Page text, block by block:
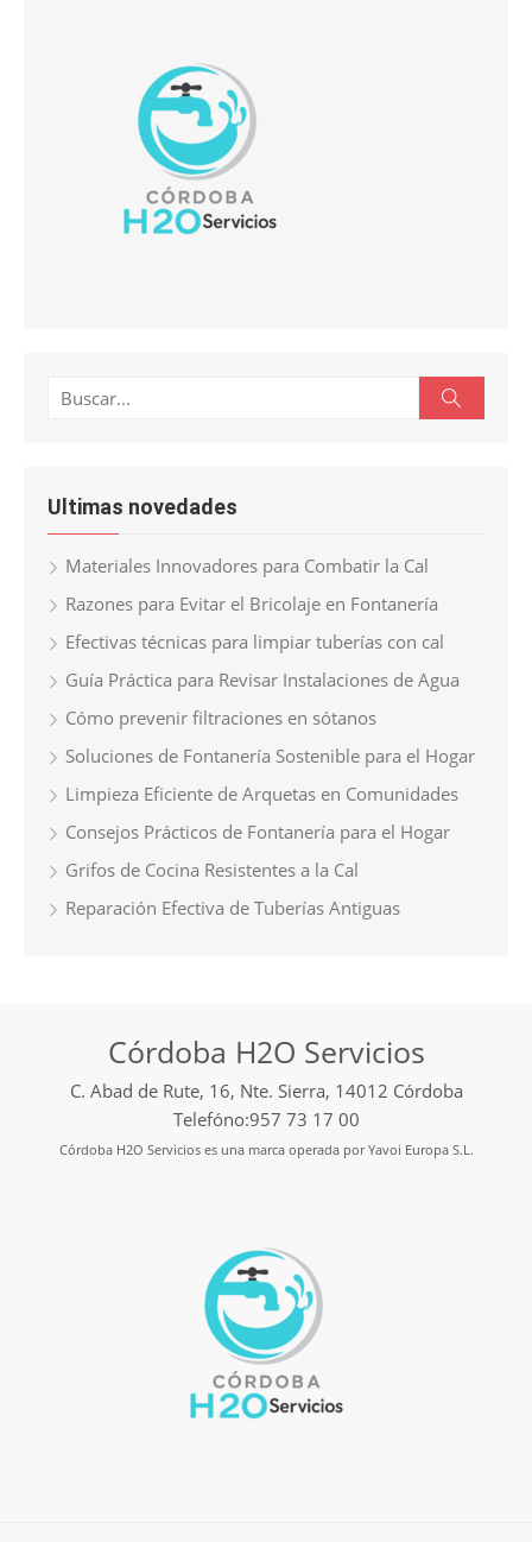
Buscar:
Ultimas novedades
Materiales Innovadores para Combatir la Cal
Razones para Evitar el Bricolaje en Fontanería
Efectivas técnicas para limpiar tuberías con cal
Guía Práctica para Revisar Instalaciones de Agua
Cómo prevenir filtraciones en sótanos
Soluciones de Fontanería Sostenible para el Hogar
Limpieza Eficiente de Arquetas en Comunidades
Consejos Prácticos de Fontanería para el Hogar
Grifos de Cocina Resistentes a la Cal
Reparación Efectiva de Tuberías Antiguas
Córdoba H2O Servicios
C. Abad de Rute, 16, Nte. Sierra, 14012 Córdoba
Telefóno:957 73 17 00
Córdoba H2O Servicios es una marca operada por Yavoi Europa S.L.